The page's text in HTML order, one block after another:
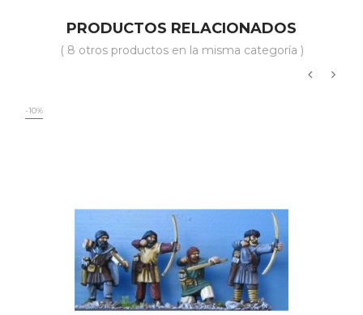
PRODUCTOS RELACIONADOS
( 8 otros productos en la misma categoría )
-10%